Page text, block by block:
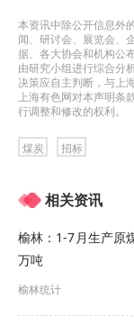
告“我要报名”
四、报名截止
2025年9月
五、交流反馈
1.报名人对
18919969998。
六、质疑投诉
本资讯中除公开信息外
闻、研讨会、展览会、
据、各大协会和机构公
由研究小组进行综合分
决策应自主判断，与上
上海有色网对本声明条
行调整和修改的权利。
煤炭 招标
相关资讯
榆林：1-7月生产原
万吨
榆林统计